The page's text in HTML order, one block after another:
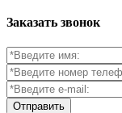
Заказать звонок